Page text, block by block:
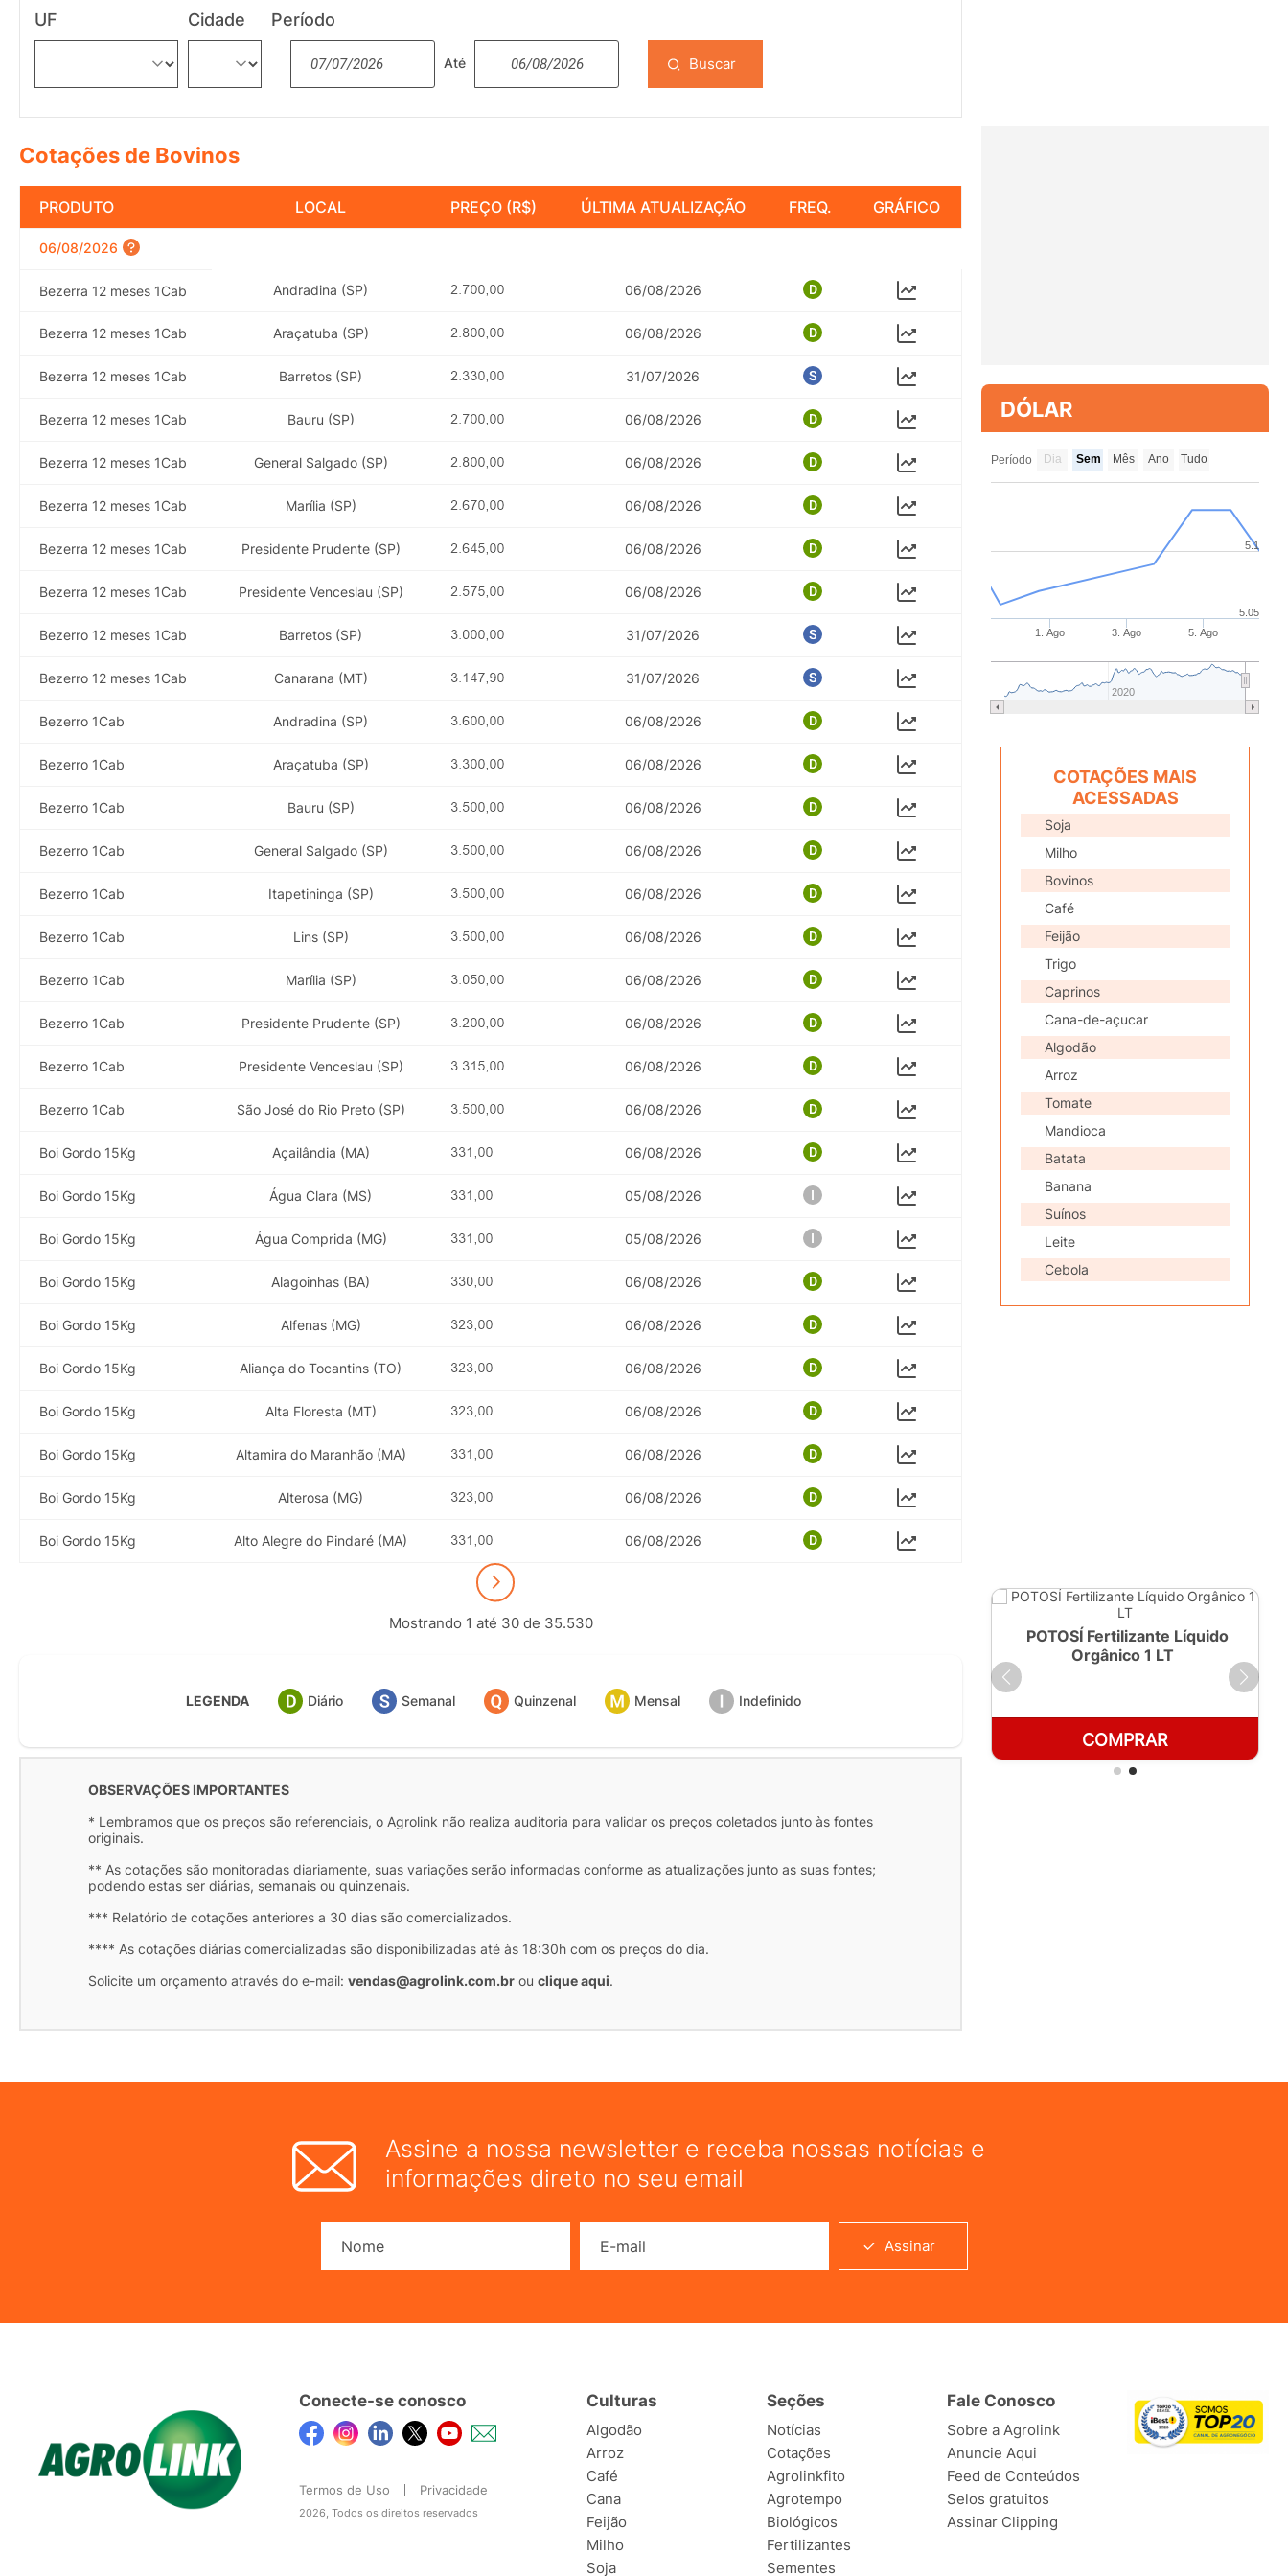
UF Cidade Período
Até Buscar
Cotações de Bovinos
PRODUTO LOCAL PREÇO (R$) ÚLTIMA ATUALIZAÇÃO FREQ. GRÁFICO
06/08/2026
Bezerra 12 meses 1Cab Andradina (SP) 06/08/2026
Bezerra 12 meses 1Cab Araçatuba (SP) 06/08/2026
Bezerra 12 meses 1Cab Barretos (SP) 31/07/2026
Bezerra 12 meses 1Cab Bauru (SP) 06/08/2026
Bezerra 12 meses 1Cab General Salgado (SP) 06/08/2026
Bezerra 12 meses 1Cab Marília (SP) 06/08/2026
Bezerra 12 meses 1Cab Presidente Prudente (SP) 06/08/2026
Bezerra 12 meses 1Cab Presidente Venceslau (SP) 06/08/2026
Bezerro 12 meses 1Cab Barretos (SP) 31/07/2026
Bezerro 12 meses 1Cab Canarana (MT) 31/07/2026
Bezerro 1Cab Andradina (SP) 06/08/2026
Bezerro 1Cab Araçatuba (SP) 06/08/2026
Bezerro 1Cab Bauru (SP) 06/08/2026
Bezerro 1Cab General Salgado (SP) 06/08/2026
Bezerro 1Cab Itapetininga (SP) 06/08/2026
Bezerro 1Cab Lins (SP) 06/08/2026
Bezerro 1Cab Marília (SP) 06/08/2026
Bezerro 1Cab Presidente Prudente (SP) 06/08/2026
Bezerro 1Cab Presidente Venceslau (SP) 06/08/2026
Bezerro 1Cab São José do Rio Preto (SP) 06/08/2026
Boi Gordo 15Kg Açailândia (MA) 06/08/2026
Boi Gordo 15Kg Água Clara (MS) 05/08/2026
Boi Gordo 15Kg Água Comprida (MG) 05/08/2026
Boi Gordo 15Kg Alagoinhas (BA) 06/08/2026
Boi Gordo 15Kg Alfenas (MG) 06/08/2026
Boi Gordo 15Kg Aliança do Tocantins (TO) 06/08/2026
Boi Gordo 15Kg Alta Floresta (MT) 06/08/2026
Boi Gordo 15Kg Altamira do Maranhão (MA) 06/08/2026
Boi Gordo 15Kg Alterosa (MG) 06/08/2026
Boi Gordo 15Kg Alto Alegre do Pindaré (MA) 06/08/2026
Mostrando 1 até 30 de 35.530
LEGENDA Diário Semanal Quinzenal Mensal Indefinido
OBSERVAÇÕES IMPORTANTES
* Lembramos que os preços são referenciais, o Agrolink não realiza auditoria para validar os preços coletados junto às fontes
originais.
** As cotações são monitoradas diariamente, suas variações serão informadas conforme as atualizações junto as suas fontes;
podendo estas ser diárias, semanais ou quinzenais.
*** Relatório de cotações anteriores a 30 dias são comercializados.
**** As cotações diárias comercializadas são disponibilizadas até às 18:30h com os preços do dia.
Solicite um orçamento através do e-mail: vendas@agrolink.com.br ou clique aqui.
DÓLAR
Período Dia Sem Mês Ano Tudo
1. Ago 3. Ago 5. Ago
2020
5.05
5.1
COTAÇÕES MAIS
ACESSADAS
Soja
Milho
Bovinos
Café
Feijão
Trigo
Caprinos
Cana-de-açucar
Algodão
Arroz
Tomate
Mandioca
Batata
Banana
Suínos
Leite
Cebola
POTOSÍ Fertilizante Líquido
Orgânico 1 LT
COMPRAR
Assine a nossa newsletter e receba nossas notícias e
informações direto no seu email
Assinar
Conecte-se conosco
Termos de Uso Privacidade
2026, Todos os direitos reservados
Culturas
Algodão
Arroz
Café
Cana
Feijão
Milho
Soja
Seções
Notícias
Cotações
Agrolinkfito
Agrotempo
Biológicos
Fertilizantes
Sementes
Fale Conosco
Sobre a Agrolink
Anuncie Aqui
Feed de Conteúdos
Selos gratuitos
Assinar Clipping